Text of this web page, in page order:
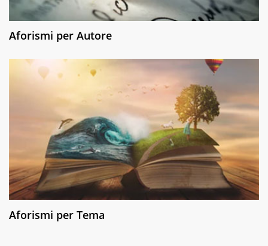
Aforismi per Autore
Aforismi per Tema